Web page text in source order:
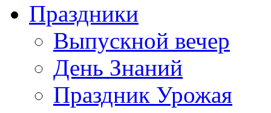
Праздники
Выпускной вечер
День Знаний
Праздник Урожая